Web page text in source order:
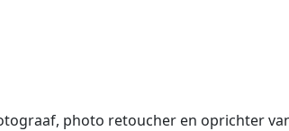
photo retoucher en oprichter